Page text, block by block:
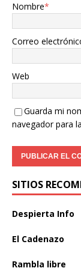
Nombre*
Correo
Web
Guarda mi
navegador para
SITIOS
Despierta Info
El Cadenazo
Rambla libre